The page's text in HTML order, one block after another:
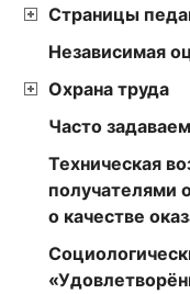
Страницы
Независимая
Охрана труда
Часто
Техническая
получателями
о качестве